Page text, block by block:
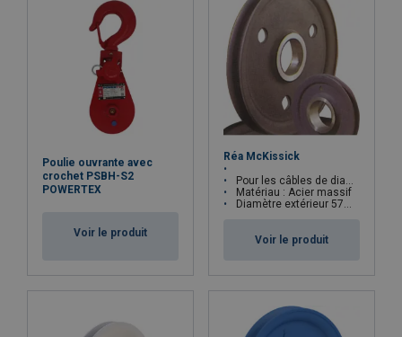
Poulie ouvrante avec
crochet PSBH-S2
POWERTEX
Voir le produit
Réa McKissick
Pour les câbles de diamètre 3mm à 76mm
Matériau : Acier massif
Diamètre extérieur 57mm - 1288mm en standard
Voir le produit